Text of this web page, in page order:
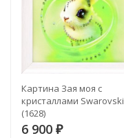
Картина Зая моя с
кристаллами Swarovski
(1628)
6 900 ₽